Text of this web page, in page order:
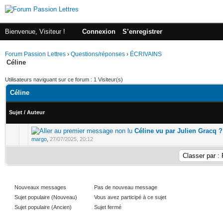
Bienvenue, Visiteur ! Connexion S’enregistrer
Forum Passion Lettres › Questions/réponses › ÉCRIVAINS
Céline
Utilisateurs naviguant sur ce forum : 1 Visiteur(s)
Céline
Sujet / Auteur
Céline vu par Julien Gracq ?
margo 27/07/2025, 20:12
Nouveaux messages
Sujet populaire (Nouveau)
Sujet populaire (Ancien)
Pas de nouveau message
Vous avez participé à ce sujet
Sujet fermé